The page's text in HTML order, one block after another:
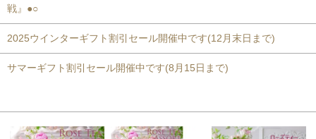
戦』●○
2025ウインターギフト割引セール開催中です(12月末日まで)
サマーギフト割引セール開催中です(8月15日まで)